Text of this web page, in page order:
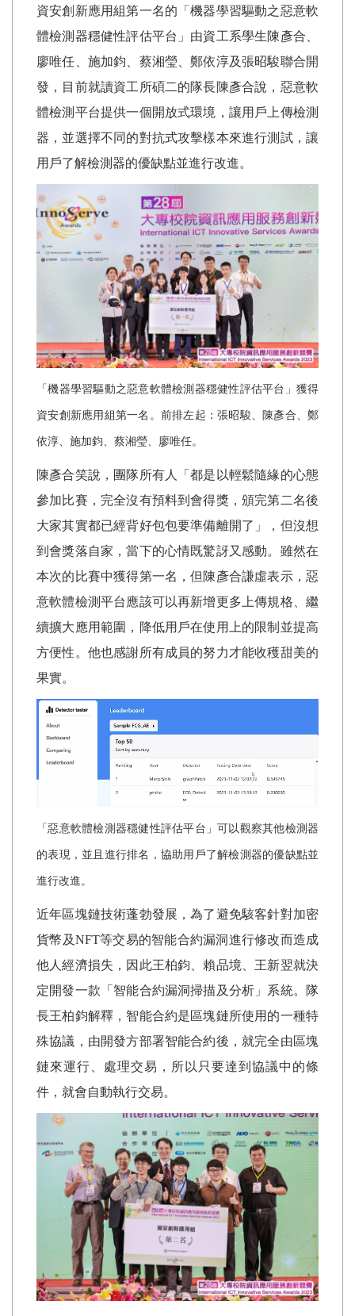
資安創新應用組第一名的「機器學習驅動之惡意軟
體檢測器穩健性評估平台」由資工系學生陳彥合、
廖唯任、施加鈞、蔡湘瑩、鄭依淳及張昭駿聯合開
發，目前就讀資工所碩二的隊長陳彥合說，惡意軟
體檢測平台提供一個開放式環境，讓用戶上傳檢測
器，並選擇不同的對抗式攻擊樣本來進行測試，讓
用戶了解檢測器的優缺點並進行改進。
「機器學習驅動之惡意軟體檢測器穩健性評估平台」獲得
資安創新應用組第一名。前排左起：張昭駿、陳彥合、鄭
依淳、施加鈞、蔡湘瑩、廖唯任。
陳彥合笑說，團隊所有人「都是以輕鬆隨緣的心態
參加比賽，完全沒有預料到會得獎，頒完第二名後
大家其實都已經背好包包要準備離開了」，但沒想
到會獎落自家，當下的心情既驚訝又感動。雖然在
本次的比賽中獲得第一名，但陳彥合謙虛表示，惡
意軟體檢測平台應該可以再新增更多上傳規格、繼
續擴大應用範圍，降低用戶在使用上的限制並提高
方便性。他也感謝所有成員的努力才能收穫甜美的
果實。
「惡意軟體檢測器穩健性評估平台」可以觀察其他檢測器
的表現，並且進行排名，協助用戶了解檢測器的優缺點並
進行改進。
近年區塊鏈技術蓬勃發展，為了避免駭客針對加密
貨幣及NFT等交易的智能合約漏洞進行修改而造成
他人經濟損失，因此王柏鈞、賴品境、王新翌就決
定開發一款「智能合約漏洞掃描及分析」系統。隊
長王柏鈞解釋，智能合約是區塊鏈所使用的一種特
殊協議，由開發方部署智能合約後，就完全由區塊
鏈來運行、處理交易，所以只要達到協議中的條
件，就會自動執行交易。